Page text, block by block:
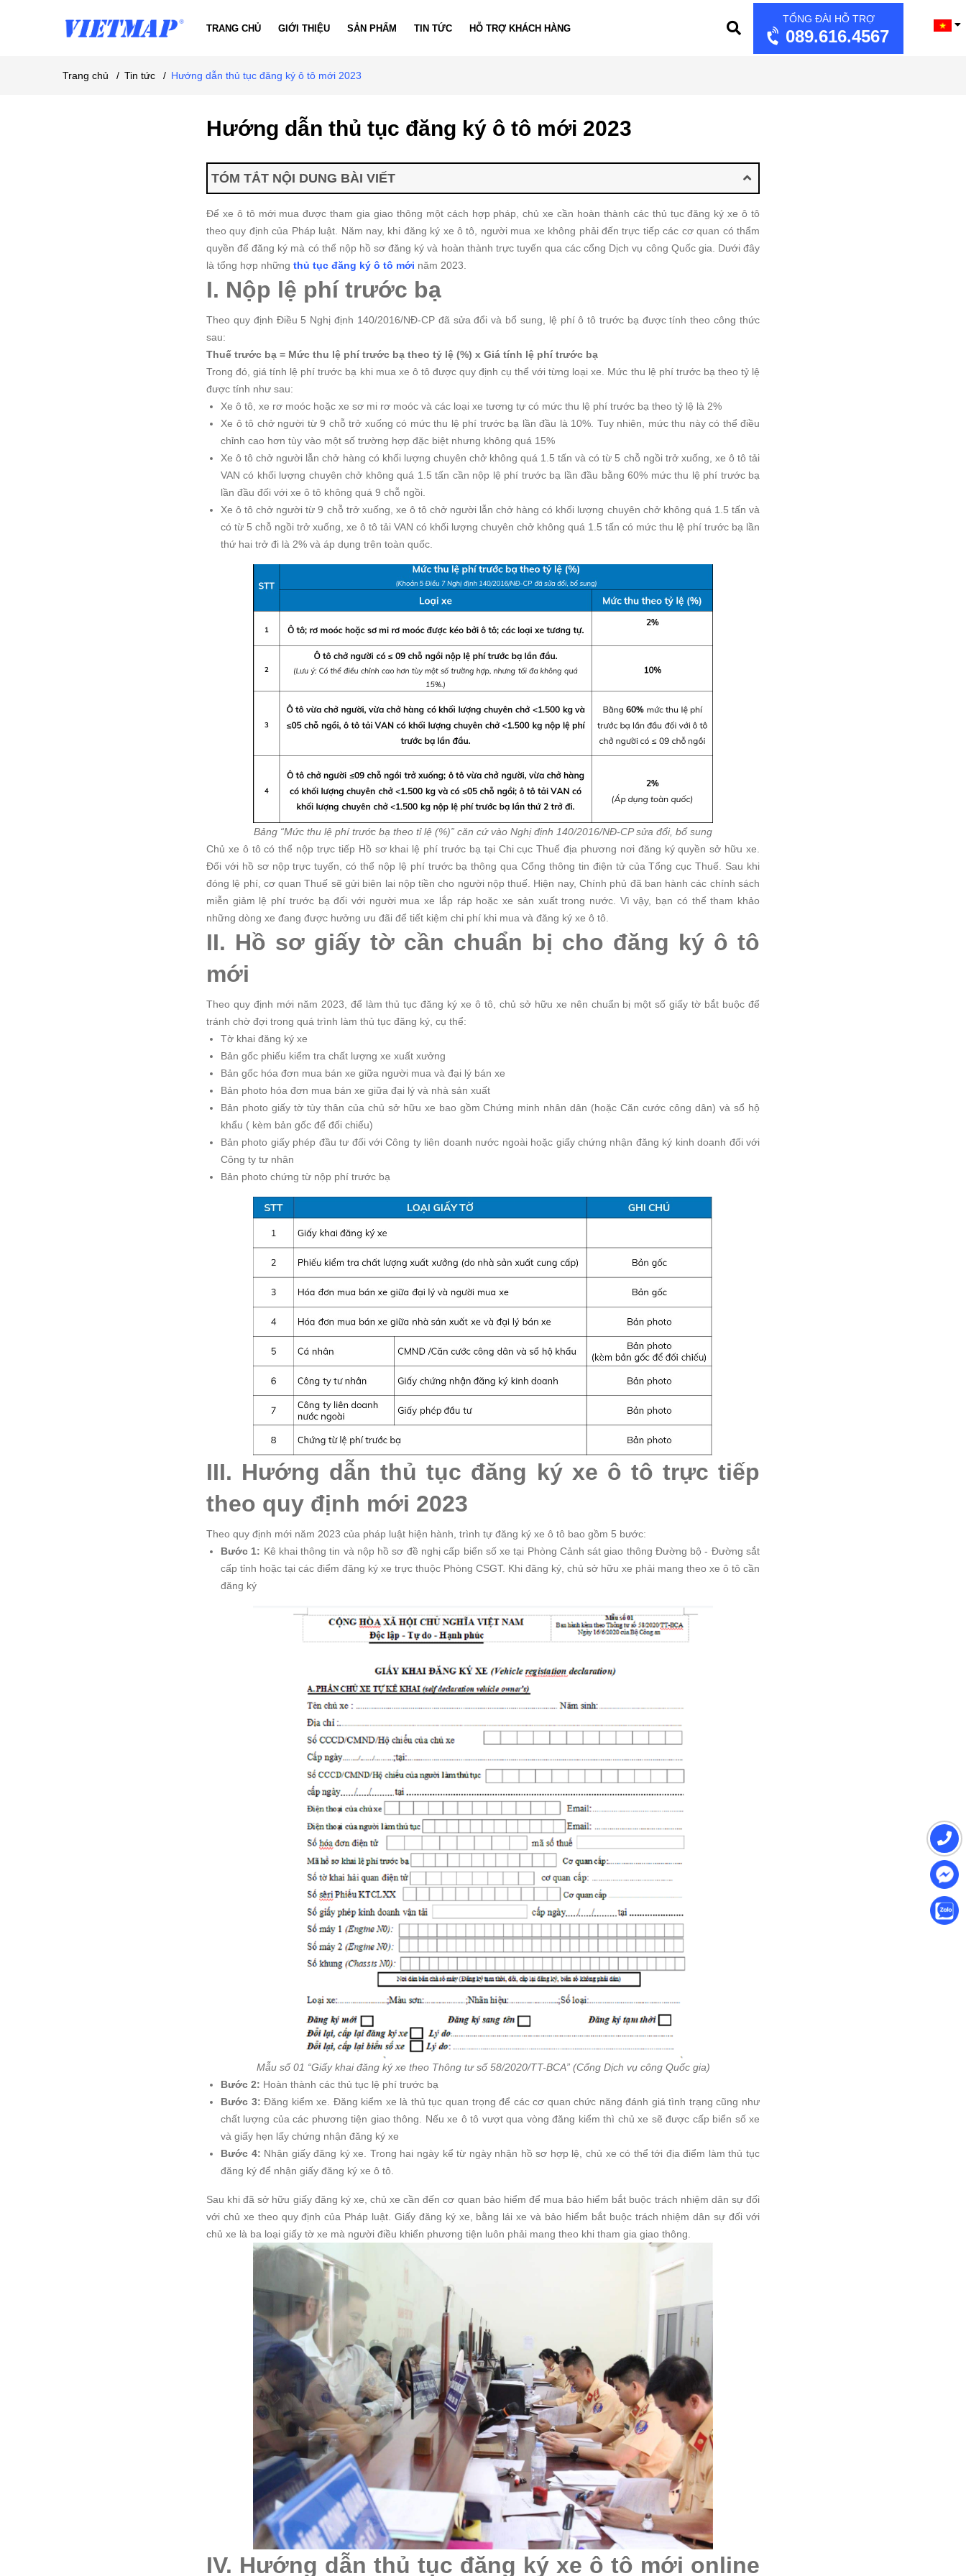
TRANG CHỦ GIỚI THIỆU SẢN PHẨM TIN TỨC HỖ TRỢ KHÁCH HÀNG
TỔNG ĐÀI HỖ TRỢ
089.616.4567
Trang chủ / Tin tức / Hướng dẫn thủ tục đăng ký ô tô mới 2023
Hướng dẫn thủ tục đăng ký ô tô mới 2023
TÓM TẮT NỘI DUNG BÀI VIẾT
Để xe ô tô mới mua được tham gia giao thông một cách hợp pháp, chủ xe cần hoàn thành các thủ tục đăng ký xe ô tô
theo quy định của Pháp luật. Năm nay, khi đăng ký xe ô tô, người mua xe không phải đến trực tiếp các cơ quan có thẩm
quyền để đăng ký mà có thể nộp hồ sơ đăng ký và hoàn thành trực tuyến qua các cổng Dịch vụ công Quốc gia. Dưới đây
là tổng hợp những thủ tục đăng ký ô tô mới năm 2023.
I. Nộp lệ phí trước bạ
Theo quy định Điều 5 Nghị định 140/2016/NĐ-CP đã sửa đổi và bổ sung, lệ phí ô tô trước bạ được tính theo công thức
sau:
Thuế trước bạ = Mức thu lệ phí trước bạ theo tỷ lệ (%) x Giá tính lệ phí trước bạ
Trong đó, giá tính lệ phí trước bạ khi mua xe ô tô được quy định cụ thể với từng loại xe. Mức thu lệ phí trước bạ theo tỷ lệ
được tính như sau:
Xe ô tô, xe rơ moóc hoặc xe sơ mi rơ moóc và các loại xe tương tự có mức thu lệ phí trước bạ theo tỷ lệ là 2%
Xe ô tô chở người từ 9 chỗ trở xuống có mức thu lệ phí trước bạ lần đầu là 10%. Tuy nhiên, mức thu này có thể điều
chỉnh cao hơn tùy vào một số trường hợp đặc biệt nhưng không quá 15%
Xe ô tô chở người lẫn chở hàng có khối lượng chuyên chở không quá 1.5 tấn và có từ 5 chỗ ngồi trở xuống, xe ô tô tải
VAN có khối lượng chuyên chở không quá 1.5 tấn cần nộp lệ phí trước bạ lần đầu bằng 60% mức thu lệ phí trước bạ
lần đầu đối với xe ô tô không quá 9 chỗ ngồi.
Xe ô tô chở người từ 9 chỗ trở xuống, xe ô tô chở người lẫn chở hàng có khối lượng chuyên chở không quá 1.5 tấn và
có từ 5 chỗ ngồi trở xuống, xe ô tô tải VAN có khối lượng chuyên chở không quá 1.5 tấn có mức thu lệ phí trước bạ lần
thứ hai trở đi là 2% và áp dụng trên toàn quốc.
Bảng “Mức thu lệ phí trước bạ theo tỉ lệ (%)” căn cứ vào Nghị định 140/2016/NĐ-CP sửa đổi, bổ sung
Chủ xe ô tô có thể nộp trực tiếp Hồ sơ khai lệ phí trước bạ tại Chi cục Thuế địa phương nơi đăng ký quyền sở hữu xe.
Đối với hồ sơ nộp trực tuyến, có thể nộp lệ phí trước bạ thông qua Cổng thông tin điện tử của Tổng cục Thuế. Sau khi
đóng lệ phí, cơ quan Thuế sẽ gửi biên lai nộp tiền cho người nộp thuế. Hiện nay, Chính phủ đã ban hành các chính sách
miễn giảm lệ phí trước bạ đối với người mua xe lắp ráp hoặc xe sản xuất trong nước. Vì vậy, bạn có thể tham khảo
những dòng xe đang được hưởng ưu đãi để tiết kiệm chi phí khi mua và đăng ký xe ô tô.
II. Hồ sơ giấy tờ cần chuẩn bị cho đăng ký ô tô
mới
Theo quy định mới năm 2023, để làm thủ tục đăng ký xe ô tô, chủ sở hữu xe nên chuẩn bị một số giấy tờ bắt buộc để
tránh chờ đợi trong quá trình làm thủ tục đăng ký, cụ thể:
Tờ khai đăng ký xe
Bản gốc phiếu kiểm tra chất lượng xe xuất xưởng
Bản gốc hóa đơn mua bán xe giữa người mua và đại lý bán xe
Bản photo hóa đơn mua bán xe giữa đại lý và nhà sản xuất
Bản photo giấy tờ tùy thân của chủ sở hữu xe bao gồm Chứng minh nhân dân (hoặc Căn cước công dân) và sổ hộ
khẩu ( kèm bản gốc để đối chiếu)
Bản photo giấy phép đầu tư đối với Công ty liên doanh nước ngoài hoặc giấy chứng nhận đăng ký kinh doanh đối với
Công ty tư nhân
Bản photo chứng từ nộp phí trước bạ
III. Hướng dẫn thủ tục đăng ký xe ô tô trực tiếp
theo quy định mới 2023
Theo quy định mới năm 2023 của pháp luật hiện hành, trình tự đăng ký xe ô tô bao gồm 5 bước:
Bước 1: Kê khai thông tin và nộp hồ sơ đề nghị cấp biển số xe tại Phòng Cảnh sát giao thông Đường bộ - Đường sắt
cấp tỉnh hoặc tại các điểm đăng ký xe trực thuộc Phòng CSGT. Khi đăng ký, chủ sở hữu xe phải mang theo xe ô tô cần
đăng ký
Mẫu số 01 “Giấy khai đăng ký xe theo Thông tư số 58/2020/TT-BCA” (Cổng Dịch vụ công Quốc gia)
Bước 2: Hoàn thành các thủ tục lệ phí trước bạ
Bước 3: Đăng kiểm xe. Đăng kiểm xe là thủ tục quan trọng để các cơ quan chức năng đánh giá tình trạng cũng như
chất lượng của các phương tiện giao thông. Nếu xe ô tô vượt qua vòng đăng kiểm thì chủ xe sẽ được cấp biển số xe
và giấy hẹn lấy chứng nhận đăng ký xe
Bước 4: Nhận giấy đăng ký xe. Trong hai ngày kể từ ngày nhận hồ sơ hợp lệ, chủ xe có thể tới địa điểm làm thủ tục
đăng ký để nhận giấy đăng ký xe ô tô.
Sau khi đã sở hữu giấy đăng ký xe, chủ xe cần đến cơ quan bảo hiểm để mua bảo hiểm bắt buộc trách nhiệm dân sự đối
với chủ xe theo quy định của Pháp luật. Giấy đăng ký xe, bằng lái xe và bảo hiểm bắt buộc trách nhiệm dân sự đối với
chủ xe là ba loại giấy tờ xe mà người điều khiển phương tiện luôn phải mang theo khi tham gia giao thông.
IV. Hướng dẫn thủ tục đăng ký xe ô tô mới online